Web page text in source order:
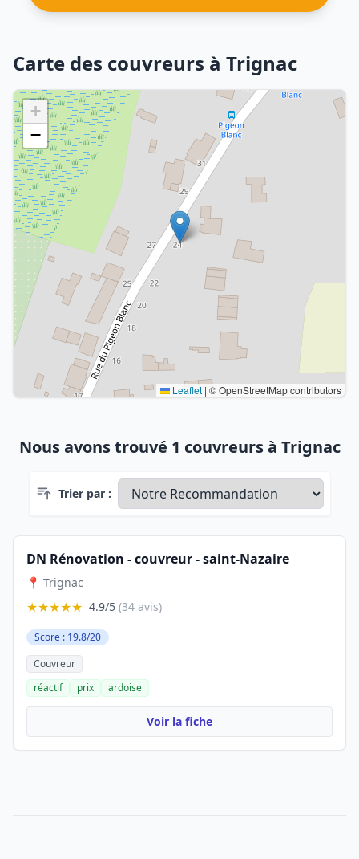
Carte des couvreurs à Trignac
+
−
Leaflet | © OpenStreetMap contributors
Nous avons trouvé 1 couvreurs à Trignac
Trier par :
DN Rénovation - couvreur - saint-Nazaire
📍 Trignac
★★★★★ 4.9/5 (34 avis)
Score : 19.8/20
Couvreur
réactif
prix ardoise
Voir la fiche